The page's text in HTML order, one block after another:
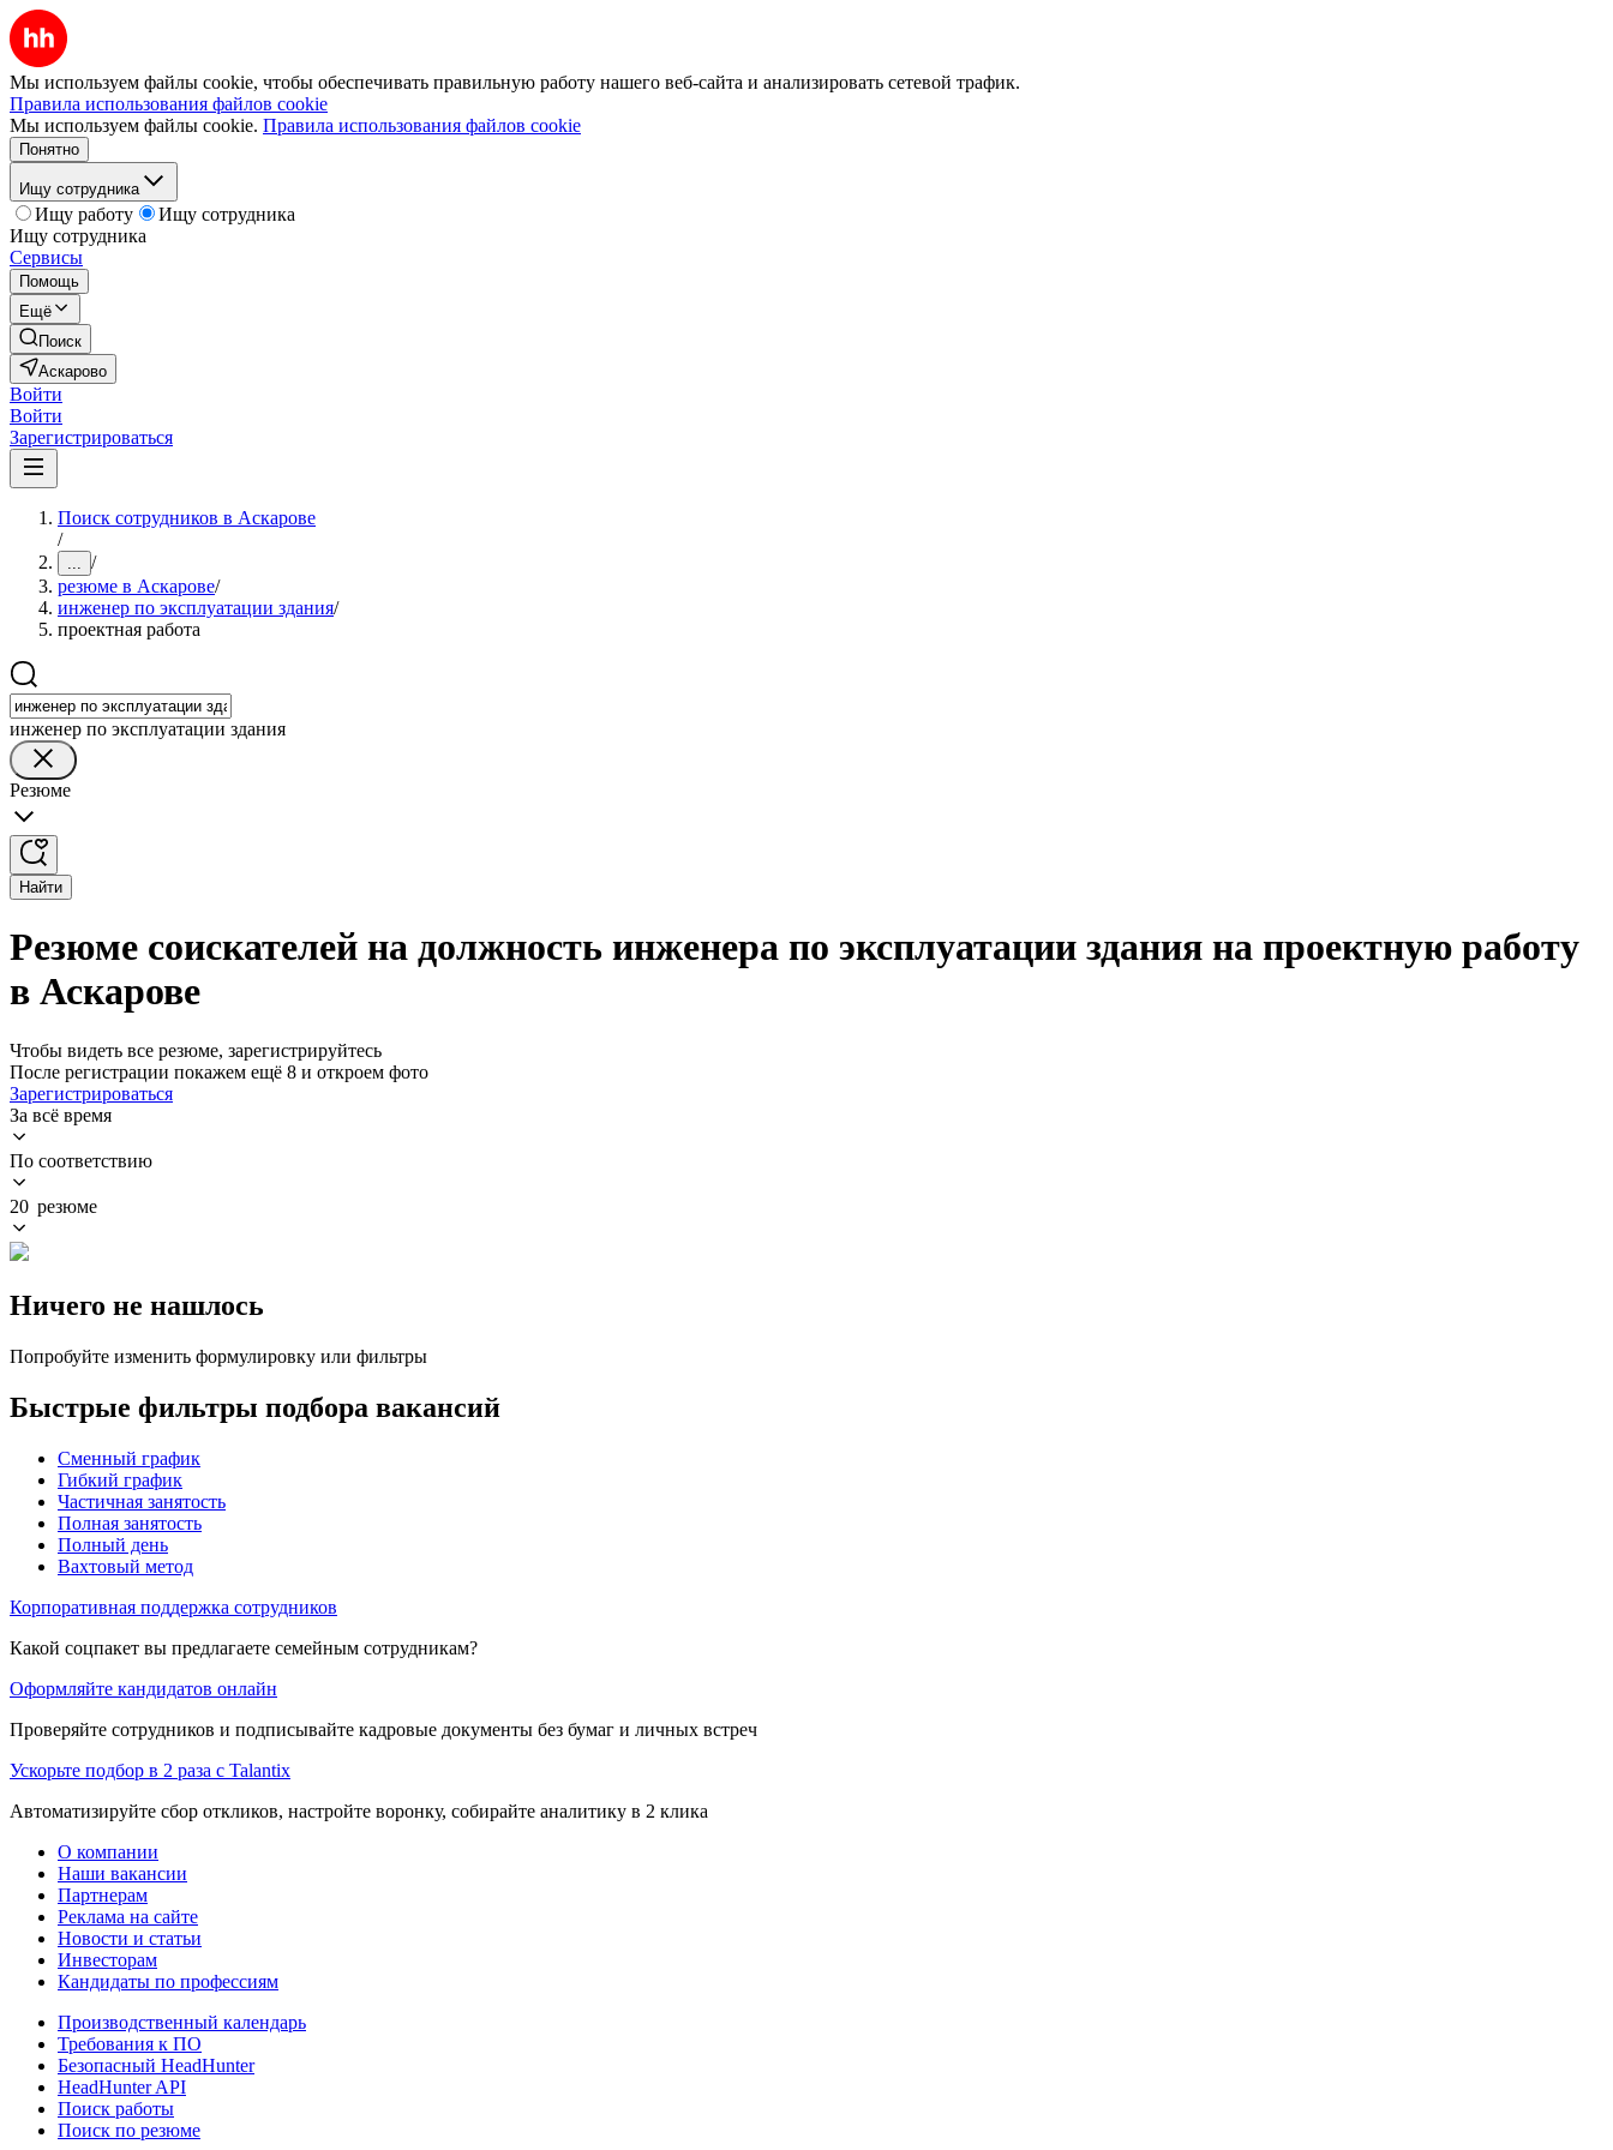
Мы используем файлы cookie, чтобы обеспечивать правильную работу нашего веб-сайта и анализировать сетевой трафик.
Правила использования файлов cookie
Мы используем файлы cookie. Правила использования файлов cookie
Понятно
Ищу сотрудника
Ищу работу
Ищу сотрудника
Ищу сотрудника
Сервисы
Помощь
Ещё
Поиск
Аскарово
Войти
Войти
Зарегистрироваться
Поиск сотрудников в Аскарове
/
... /
резюме в Аскарове/
инженер по эксплуатации здания/
проектная работа
инженер по эксплуатации здания
Резюме
Найти
Резюме соискателей на должность инженера по эксплуатации здания на проектную работу
в Аскарове
Чтобы видеть все резюме, зарегистрируйтесь
После регистрации покажем ещё 8 и откроем фото
Зарегистрироваться
За всё время
По соответствию
20 резюме
Ничего не нашлось
Попробуйте изменить формулировку или фильтры
Быстрые фильтры подбора вакансий
Сменный график
Гибкий график
Частичная занятость
Полная занятость
Полный день
Вахтовый метод
Корпоративная поддержка сотрудников
Какой соцпакет вы предлагаете семейным сотрудникам?
Оформляйте кандидатов онлайн
Проверяйте сотрудников и подписывайте кадровые документы без бумаг и личных встреч
Ускорьте подбор в 2 раза с Talantix
Автоматизируйте сбор откликов, настройте воронку, собирайте аналитику в 2 клика
О компании
Наши вакансии
Партнерам
Реклама на сайте
Новости и статьи
Инвесторам
Кандидаты по профессиям
Производственный календарь
Требования к ПО
Безопасный HeadHunter
HeadHunter API
Поиск работы
Поиск по резюме